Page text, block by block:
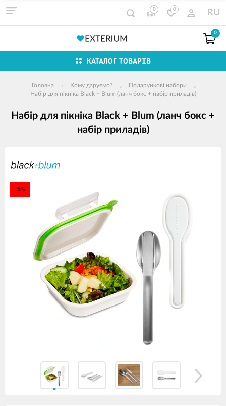
0 0 RU
0
КАТАЛОГ ТОВАРІВ
Головна Кому даруємо?
Подарункові набори
Набір для пікніка Black + Blum (ланч бокс + набір приладів)
Набір для пікніка Black + Blum (ланч бокс +
набір приладів)
продуктів
-5%